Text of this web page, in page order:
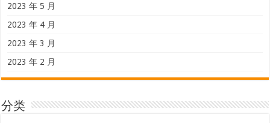
2023 年 5 月
2023 年 4 月
2023 年 3 月
2023 年 2 月
分类